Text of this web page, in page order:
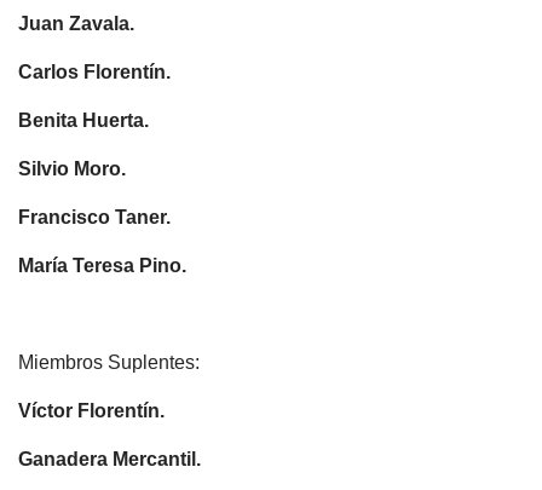
Juan Zavala.
Carlos Florentín.
Benita Huerta.
Silvio Moro.
Francisco Taner.
María Teresa Pino.
Miembros Suplentes:
Víctor Florentín.
Ganadera Mercantil.